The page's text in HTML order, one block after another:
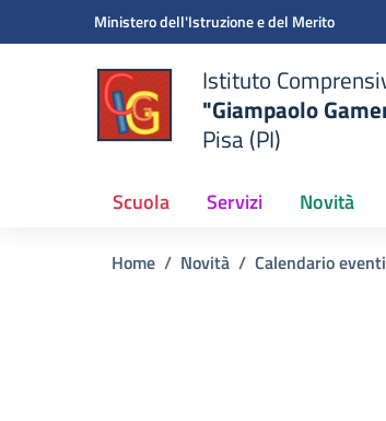
Vai ai contenuti
Vai al menu di navigazioneMinistero dell'Istruzione e del Merito
Istituto
"Giampaolo
Pisa (PI)
Scuola Servizi Novità
Home Novità Calendario eventi